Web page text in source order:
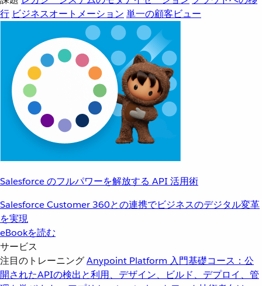
行 ビジネスオートメーション 単一の顧客ビュー
Salesforce のフルパワーを解放する API 活用術
Salesforce Customer 360との連携でビジネスのデジタル変革
を実現
eBookを読む
サービス
注目のトレーニングAnypoint Platform 入門基礎コース：公
開されたAPIの検出と利用、デザイン、ビルド、デプロイ、管